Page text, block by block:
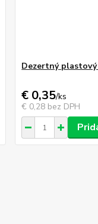
Dezertný
€ 0,35/ks
€ 0,28 bez DPH